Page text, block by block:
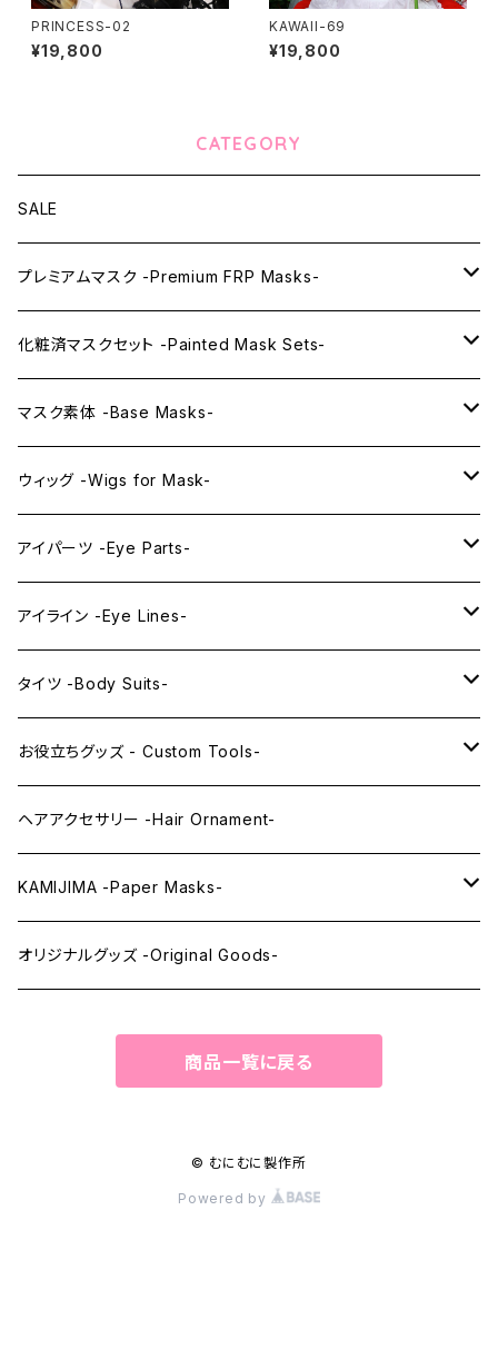
PRINCESS-02
¥19,800
KAWAII-69
¥19,800
CATEGORY
SALE
プレミアムマスク -Premium FRP Masks-
KAWAII PREMIUM Mask & Wig Sets
プレミアムマスク素体-Premium base masks-
プレミアムウィッグ -Premium Wigs-
プレミアムレンズアイ -Premium Lens eye-
化粧済マスクセット -Painted Mask Sets-
KAWAII EX series
KAWAII series
IDOL series
PRINCESS series
KAWAII Little series
マスク素体 -Base Masks-
アニメマスク -Anime Masks-
ドールマスク -Doll Masks-
ウィッグ -Wigs for Mask-
ロング -Long-
ミドル -Middle-
アイパーツ -Eye Parts-
レンズアイ -Lens Eyes-
レンズアイ
レンズアイEX
クリスタルアイ -Crystal Eyes-
アイライン -Eye Lines-
アイラインステッカー -Eye Line Stickers-
まゆ毛 -Eyebrows-
まつ毛 -Eyelash-
タイツ -Body Suits-
全身タイツ -Full Body Suits-
上半身タイツ -Upper Body Suits-
お役立ちグッズ - Custom Tools-
カスタム用品 -Custom Tools-
ウィッグメンテナンス -Wig Maintenance-
ヘアアクセサリー -Hair Ornament-
KAMIJIMA -Paper Masks-
ペーパーマスク -Paper Masks-
オリジナルグッズ -Original Goods-
商品一覧に戻る
© むにむに製作所
Powered by